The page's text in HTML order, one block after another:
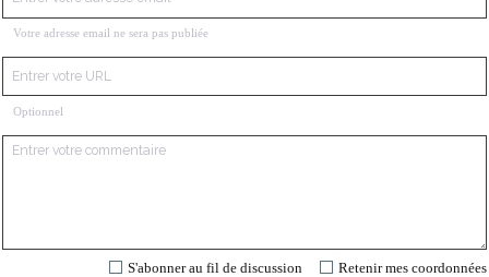
Votre adresse email ne sera pas publiée
Optionnel
Retenir mes coordonnées
S'abonner au fil de discussion